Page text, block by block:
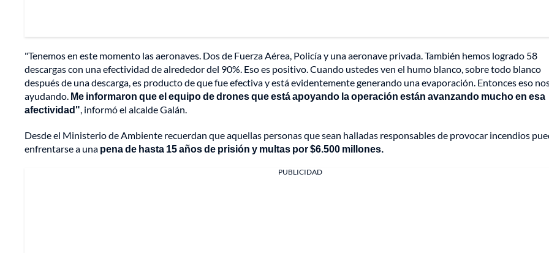
"Tenemos en este momento las aeronaves. Dos de Fuerza Aérea, Policía y una aeronave privada. También hemos logrado 58
descargas con una efectividad de alrededor del 90%. Eso es positivo. Cuando ustedes ven el humo blanco, sobre todo blanco
después de una descarga, es producto de que fue efectiva y está evidentemente generando una evaporación. Entonces eso
ayudando. Me informaron que el equipo de drones que está apoyando la operación están avanzando mucho en esa
afectividad", informó el alcalde Galán.
Desde el Ministerio de Ambiente recuerdan que aquellas personas que sean halladas responsables de provocar incendios
enfrentarse a una pena de hasta 15 años de prisión y multas por $6.500 millones.
PUBLICIDAD